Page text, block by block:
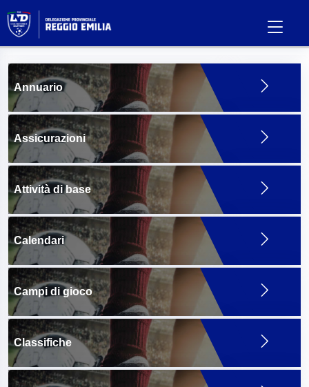
Annuario
Assicurazioni
Attività di base
Calendari
Campi di gioco
Classifiche